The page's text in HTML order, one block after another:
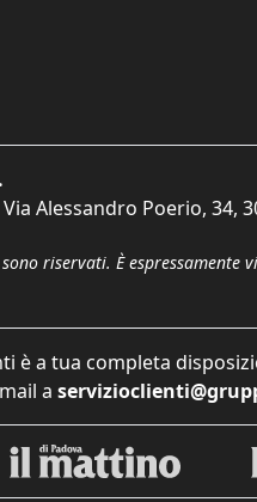
Alessandro Poerio, 34,
riservati. È espressamente
è a tua completa
a